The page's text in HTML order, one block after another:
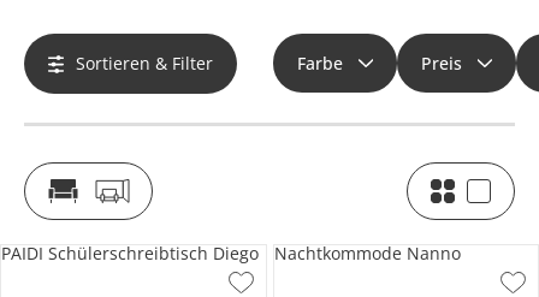
Sortieren & Filter Farbe Preis
PAIDI Schülerschreibtisch Diego Nachtkommode Nanno